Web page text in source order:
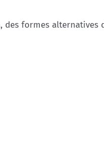
des formes